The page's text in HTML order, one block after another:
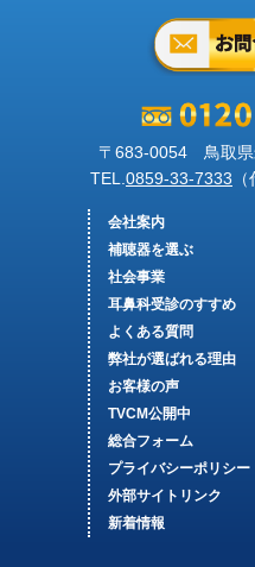
〒683-0054 鳥取県
TEL. 0859-33-7333
会社案内
補聴器を選ぶ
社会事業
耳鼻科受診のすすめ
よくある質問
弊社が選ばれる理由
お客様の声
TVCM公開中
総合フォーム
プライバシーポリシー
外部サイトリンク
新着情報